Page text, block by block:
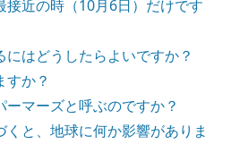
接近の時（10月6日）だけです
はどうしたらよいですか？
すか？
マーズと呼ぶのですか？
くと、地球に何か影響がありま